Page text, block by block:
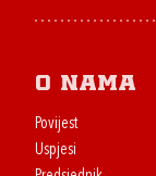
O nama
Povijest
Uspjesi